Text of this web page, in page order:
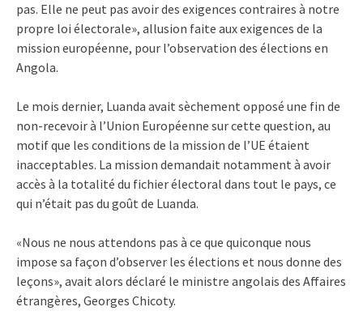
pas. Elle ne peut pas avoir des exigences contraires à notre
propre loi électorale», allusion faite aux exigences de la
mission européenne, pour l’observation des élections en
Angola.
Le mois dernier, Luanda avait sèchement opposé une fin de
non-recevoir à l’Union Européenne sur cette question, au
motif que les conditions de la mission de l’UE étaient
inacceptables. La mission demandait notamment à avoir
accès à la totalité du fichier électoral dans tout le pays, ce
qui n’était pas du goût de Luanda.
«Nous ne nous attendons pas à ce que quiconque nous
impose sa façon d’observer les élections et nous donne des
leçons», avait alors déclaré le ministre angolais des Affaires
étrangères, Georges Chicoty.